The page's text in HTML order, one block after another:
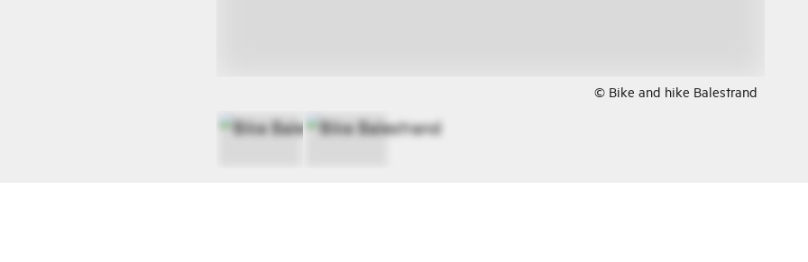
© Bike and hike Balestrand